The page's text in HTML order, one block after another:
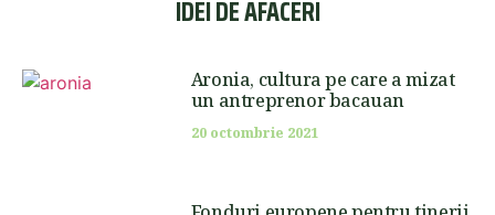
IDEI DE AFACERI
Aronia, cultura pe care a mizat
un antreprenor bacauan
20 octombrie 2021